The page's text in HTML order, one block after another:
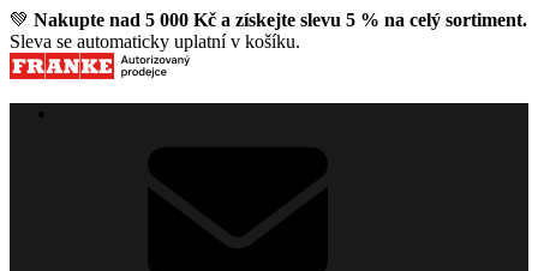
💚 Nakupte nad 5 000 Kč a získejte slevu 5 % na celý sortiment.
Sleva se automaticky uplatní v košíku.